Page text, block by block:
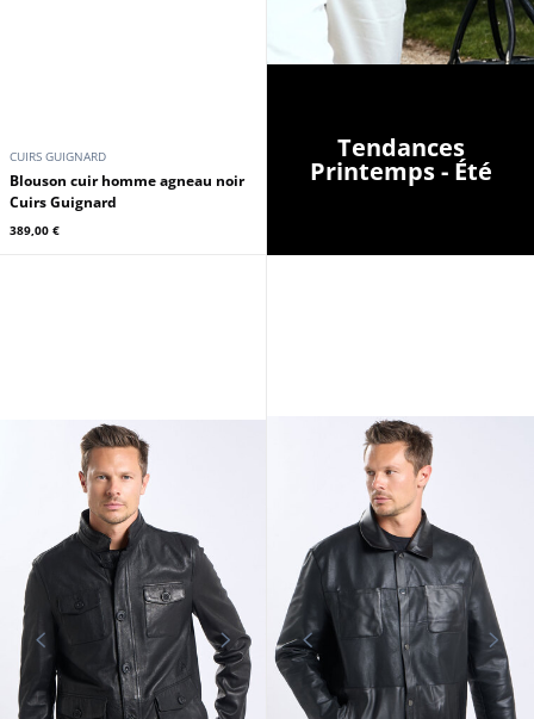
CUIRS GUIGNARD
Blouson cuir homme agneau noir
Cuirs Guignard
389,00 €
Tendances
Printemps - Été